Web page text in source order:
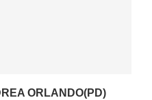
ORLANDO(PD)